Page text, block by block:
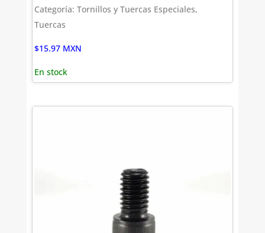
Categoría: Tornillos y Tuercas Especiales,
Tuercas
$15.97 MXN
En stock